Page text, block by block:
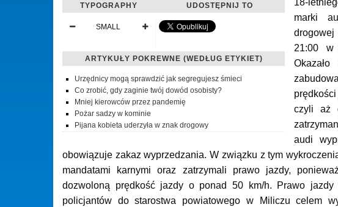
TYPOGRAPHY
SMALL
UDOSTĘPNIJ TO
ARTYKUŁY POKREWNE (WEDŁUG ETYKIET)
Urzędnicy mogą sprawdzić jak segregujesz śmieci
Co zrobić, gdy zaginie twój dowód osobisty?
Mniej kierowców przez pandemię
Pożar sadzy w kominie
Pijana kobieta uderzyła w znak drogowy
18-
marki
21:00 w
czyli aż
audi
obowiązuje zakaz wyprzedzania. W związku z tym
mandatami karnymi oraz zatrzymali prawo jazdy,
dozwoloną prędkość jazdy o ponad 50 km/h. Prawo jazdy
policjantów do starostwa powiatowego w Miliczu celem